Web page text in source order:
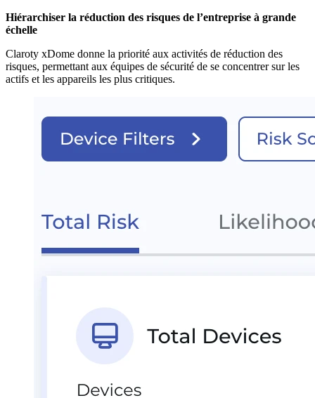
Hiérarchiser la réduction des risques de l’entreprise à grande
échelle
Claroty xDome donne la priorité aux activités de réduction des
risques, permettant aux équipes de sécurité de se concentrer sur les
actifs et les appareils les plus critiques.